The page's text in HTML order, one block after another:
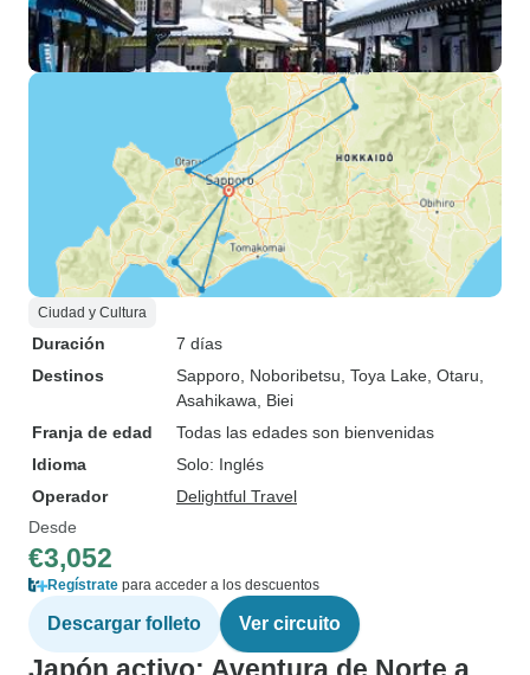
Ciudad y Cultura
Duración
7 días
Destinos
Sapporo , Noboribetsu , Toya Lake , Otaru
Asahikawa , Biei
Franja de edad
Todas las edades son bienvenidas
Idioma
Solo: Inglés
Operador
Delightful Travel
Desde
€3,052
Regístrate para acceder a los descuentos
Descargar folleto Ver circuito